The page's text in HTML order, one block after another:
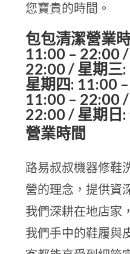
您寶貴的時間。
包包清潔營業
11:00 – 22:00
22:00 / 星期三
星期四: 11:00
11:00 – 22:00
22:00 / 星期日:
營業時間
路易叔叔機器修鞋
營的理念，提供資
我們深耕在地店家
我們手中的鞋履與